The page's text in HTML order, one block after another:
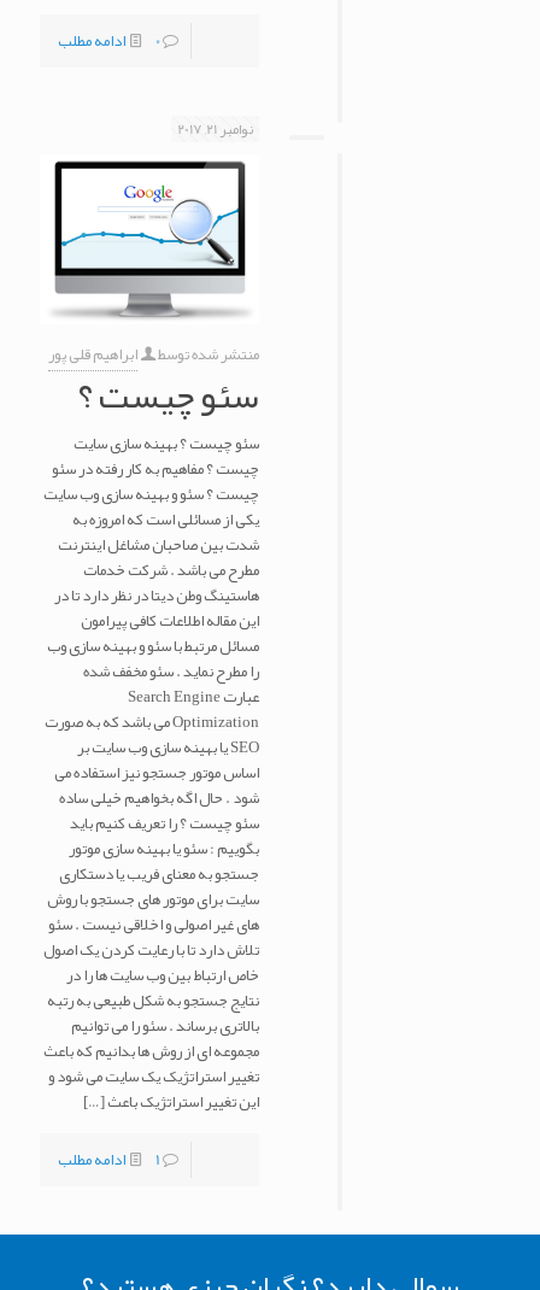
0
ادامه مطلب
نوامبر 21, 2017
منتشر شده توسط ابراهیم قلی پور
سئو چیست ؟
سئو چیست ؟ بهینه سازی سایت
چیست ؟ مفاهیم به کار رفته در سئو
چیست ؟ سئو و بهینه سازی وب سایت
یکی از مسائلی است که امروزه به
شدت بین صاحبان مشاغل اینترنت
مطرح می باشد . شرکت خدمات
هاستینگ وطن دیتا در نظر دارد تا در
این مقاله اطلاعات کافی پیرامون
مسائل مرتبط با سئو و بهینه سازی وب
را مطرح نماید . سئو مخفف شده
عبارت Search Engine
Optimization می باشد که به صورت
SEO یا بهینه سازی وب سایت بر
اساس موتور جستجو نیز استفاده می
شود . حال اگه بخواهیم خیلی ساده
سئو چیست ؟ را تعریف کنیم باید
بگوییم : سئو یا بهینه سازی موتور
جستجو به معنای فریب یا دستکاری
سایت برای موتور های جستجو با روش
های غیر اصولی و اخلاقی نیست . سئو
تلاش دارد تا با رعایت کردن یک اصول
خاص ارتباط بین وب سایت ها را در
نتایج جستجو به شکل طبیعی به رتبه
بالاتری برساند . سئو را می توانیم
مجموعه ای از روش ها بدانیم که باعث
تغییر استراتژیک یک سایت می شود و
این تغییر استراتژیک باعث[…]
1
ادامه مطلب